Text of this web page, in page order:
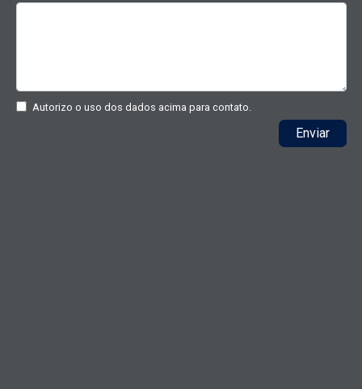
Autorizo o uso dos dados acima para contato.
Enviar